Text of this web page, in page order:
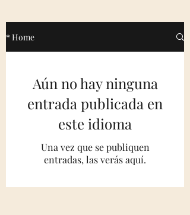
* Home
Aún no hay ninguna
entrada publicada en
este idioma
Una vez que se publiquen
entradas, las verás aquí.